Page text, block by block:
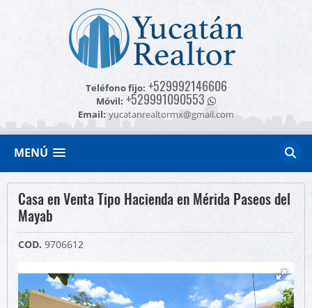
Teléfono fijo: +529992146606
Móvil: +529991090553
Email: yucatanrealtormx@gmail.com
MENÚ
Casa en Venta Tipo Hacienda en Mérida Paseos del
Mayab
COD. 9706612